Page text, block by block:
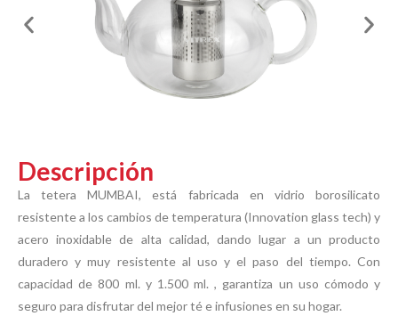
Descripción
La tetera MUMBAI, está fabricada en vidrio borosilicato
resistente a los cambios de temperatura (Innovation glass tech) y
acero inoxidable de alta calidad, dando lugar a un producto
duradero y muy resistente al uso y el paso del tiempo. Con
capacidad de 800 ml. y 1.500 ml. , garantiza un uso cómodo y
seguro para disfrutar del mejor té e infusiones en su hogar.